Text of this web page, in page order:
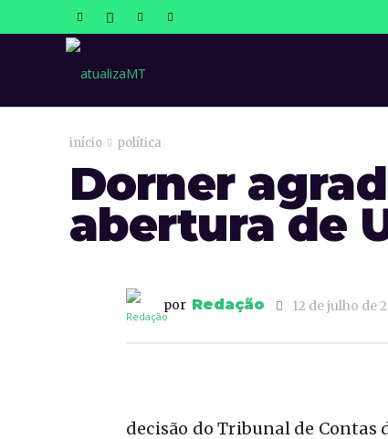
início política
Dorner
abertura de
por Redação 12 de julho de
decisão do Tribunal de Contas